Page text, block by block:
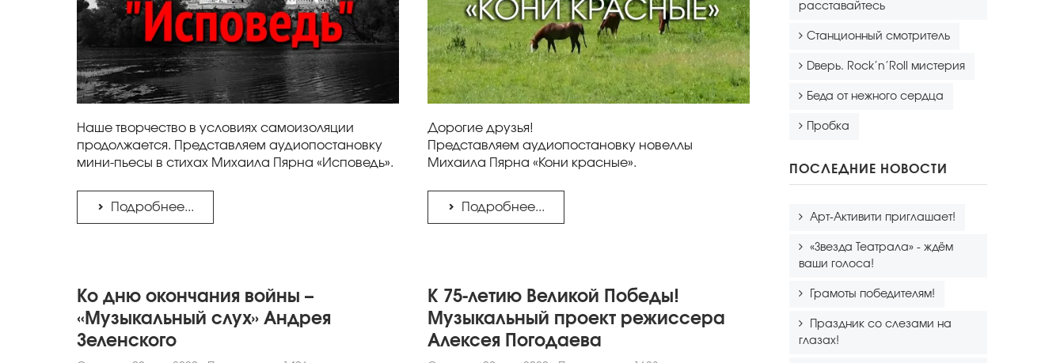
Наше творчество в условиях самоизоляции
продолжается. Представляем аудиопостановку
мини-пьесы в стихах Михаила Пярна «Исповедь».
Подробнее...
Дорогие друзья!
Представляем аудиопостановку новеллы
Михаила Пярна «Кони красные».
Подробнее...
Ко дню окончания войны –
«Музыкальный слух» Андрея
Зеленского
К 75-летию Великой Победы!
Музыкальный проект режиссера
Алексея Погодаева
расставайтесь
Станционный смотритель
Dверь. Rock’n’Roll мистерия
Беда от нежного сердца
Пробка
ПОСЛЕДНИЕ НОВОСТИ
Арт-Активити приглашает!
«Звезда Театрала» - ждём
ваши голоса!
Грамоты победителям!
Праздник со слезами на
глазах!